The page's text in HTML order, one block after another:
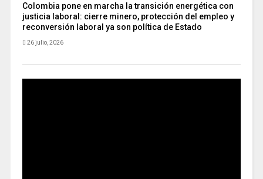
Colombia pone en marcha la transición energética con
justicia laboral: cierre minero, protección del empleo y
reconversión laboral ya son política de Estado
26 julio, 2026